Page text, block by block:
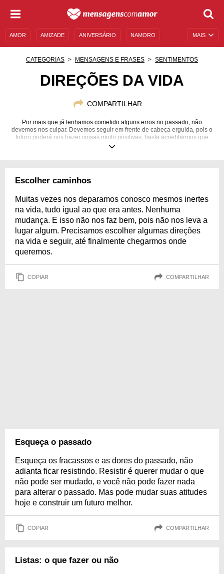
MAIS
AMOR AMIZADE ANIVERSÁRIO NAMORO
AUTOAJUDA
CATEGORIAS MENSAGENS E FRASES SENTIMENTOS
DIREÇÕES DA VIDA
COMPARTILHAR
Por mais que já tenhamos cometido alguns erros no passado, não
devemos nos culpar. Devemos seguir em frente de cabeça erguida, pois o
futuro poderá nos trazer coisas muito positivas, basta acreditarmos que
somos capazes de vencer.
Escolher caminhos
Muitas vezes nos deparamos conosco mesmos inertes
na vida, tudo igual ao que era antes. Nenhuma
mudança. E isso não nos faz bem, pois não nos leva a
lugar algum. Precisamos escolher algumas direções
na vida e seguir, até finalmente chegarmos onde
queremos.
COPIAR COMPARTILHAR
Esqueça o passado
Esqueça os fracassos e as dores do passado, não
adianta ficar resistindo. Resistir é querer mudar o que
não pode ser mudado, e você não pode fazer nada
para alterar o passado. Mas pode mudar suas atitudes
hoje e construir um futuro melhor.
COPIAR COMPARTILHAR
Listas: o que fazer ou não